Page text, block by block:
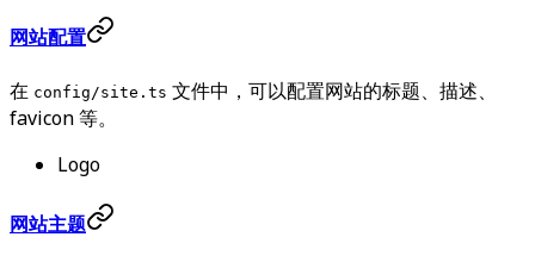
网站配置
在 config/site.ts 文件中，可以配置网站的标题、描述、
favicon 等。
Logo
网站主题